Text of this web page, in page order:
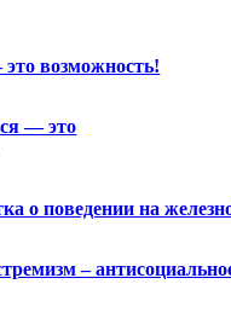
возможность!
— это
о поведении на
–